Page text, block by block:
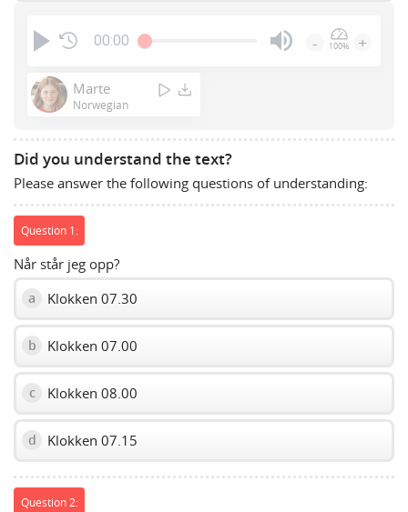
00:00
volume
- 100% +
Marte
Norwegian
Did you understand the text?
Please answer the following questions of understanding:
Question 1:
Når står jeg opp?
a Klokken 07.30
b Klokken 07.00
c Klokken 08.00
d Klokken 07.15
Question 2: